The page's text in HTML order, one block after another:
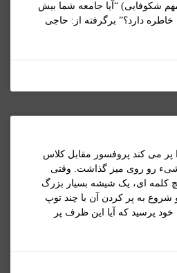
شکوفایی) “آیا جامعه شما بیش
خاطره دارد؟” برگرفته از: حاجی
پر می کند پروفسور مقابل کلاس
شیء رو روی میز گذاشت. وقتی
کلمه ای، یک شیشه بسیار بزرگ
به پر کردن آن با چند توپ
پرسید که آیا این ظرف پر